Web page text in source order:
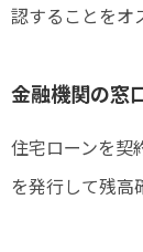
認することをオ
金融機関の窓
住宅ローンを契
を発行して残高